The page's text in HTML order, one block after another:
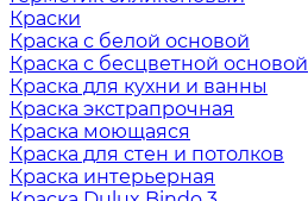
Краски
Краска с белой основой
Краска с бесцветной основой
Краска для кухни и ванны
Краска экстрапрочная
Краска моющаяся
Краска для стен и потолков
Краска интерьерная